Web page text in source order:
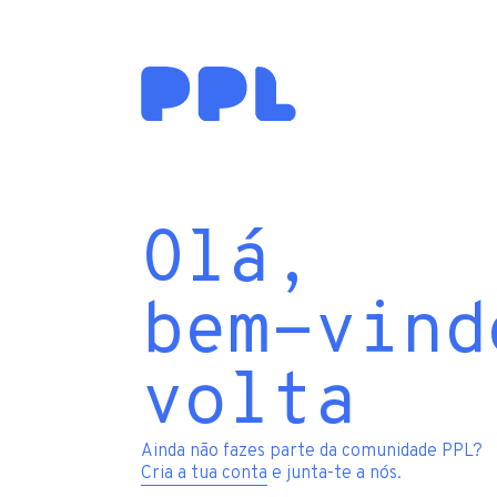
Olá,
bem-
volta
Ainda não fazes parte da comunidade PPL?
Cria a tua conta e junta-te a nós.